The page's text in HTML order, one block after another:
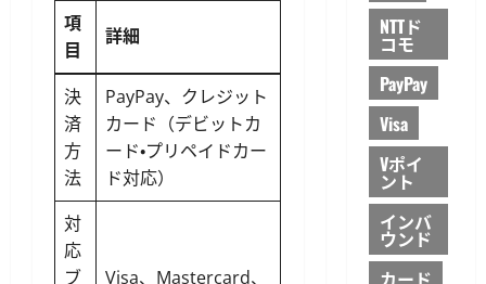
項
目
詳細
決
済
方
法
PayPay、クレジット
カード（デビットカ
ード・プリペイドカー
ド対応）
対
応
ブ
Visa、Mastercard、
NTTド
コモ
PayPay
Visa
Vポイ
ント
インバ
ウンド
カード